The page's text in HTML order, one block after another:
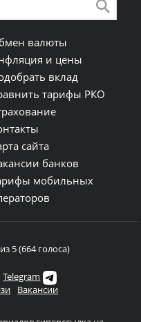
валюты
и цены
вклад
тарифы РКО
сайта
банков
мобильных
5 (664 голоса)
Telegram
Вакансии